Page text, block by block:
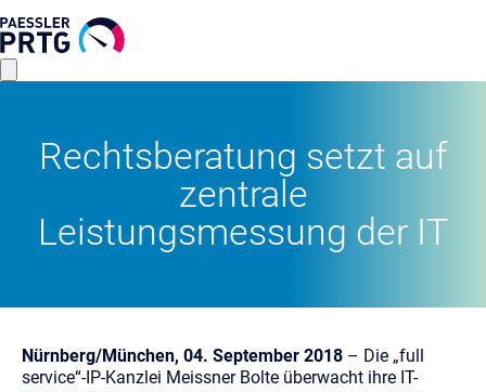
Rechtsberatung setzt auf
zentrale
Leistungsmessung der IT
Nürnberg/München, 04. September 2018 – Die „full
service“-IP-Kanzlei Meissner Bolte überwacht ihre IT-